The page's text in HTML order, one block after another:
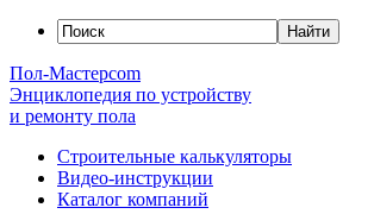
Пол-Мастерcom
Энциклопедия по устройству
и ремонту пола
Строительные калькуляторы
Видео-инструкции
Каталог компаний